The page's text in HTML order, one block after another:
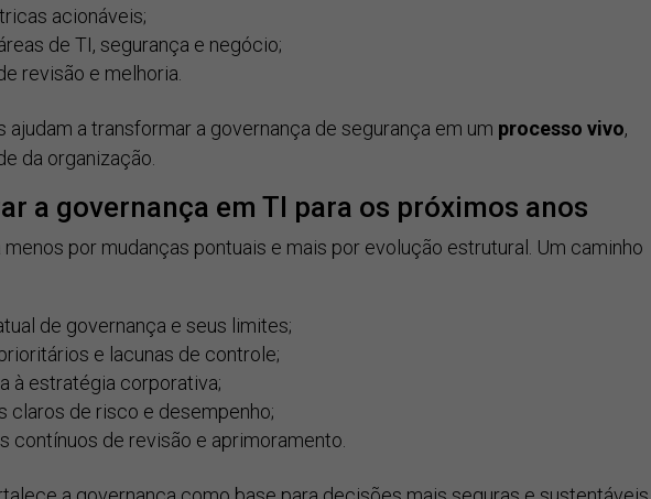
acionáveis;
de TI, segurança e negócio;
revisão e melhoria.
ajudam a transformar a governança de segurança em um processo vivo,
da organização.
a governança em TI para os próximos anos
por mudanças pontuais e mais por evolução estrutural. Um caminho
de governança e seus limites;
e lacunas de controle;
à estratégia corporativa;
claros de risco e desempenho;
contínuos de revisão e aprimoramento.